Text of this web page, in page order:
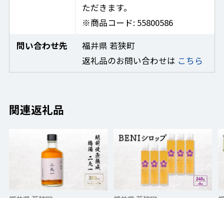
ただきます。
※商品コード: 55800586
問い合わせ先
福井県 若狭町
返礼品のお問い合わせは こちら
関連返礼品